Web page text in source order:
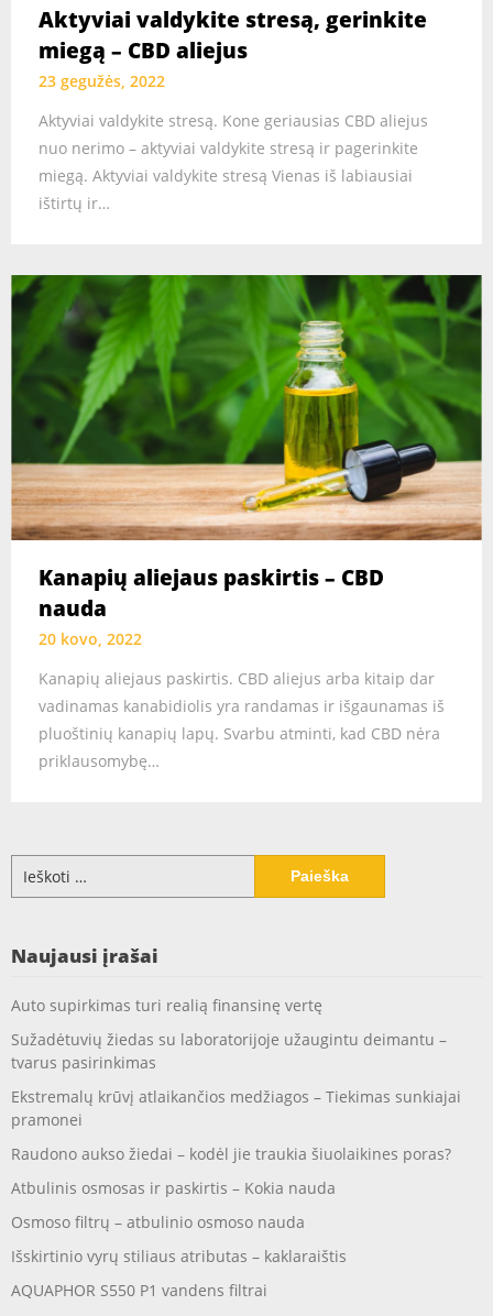
Aktyviai valdykite stresą, gerinkite
miegą – CBD aliejus
23 gegužės, 2022
Aktyviai valdykite stresą. Kone geriausias CBD aliejus
nuo nerimo – aktyviai valdykite stresą ir pagerinkite
miegą. Aktyviai valdykite stresą Vienas iš labiausiai
ištirtų ir…
Kanapių aliejaus paskirtis – CBD
nauda
20 kovo, 2022
Kanapių aliejaus paskirtis. CBD aliejus arba kitaip dar
vadinamas kanabidiolis yra randamas ir išgaunamas iš
pluoštinių kanapių lapų. Svarbu atminti, kad CBD nėra
priklausomybę…
Naujausi įrašai
Auto supirkimas turi realią finansinę vertę
Sužadėtuvių žiedas su laboratorijoje užaugintu deimantu –
tvarus pasirinkimas
Ekstremalų krūvį atlaikančios medžiagos – Tiekimas sunkiajai
pramonei
Raudono aukso žiedai – kodėl jie traukia šiuolaikines poras?
Atbulinis osmosas ir paskirtis – Kokia nauda
Osmoso filtrų – atbulinio osmoso nauda
Išskirtinio vyrų stiliaus atributas – kaklaraištis
AQUAPHOR S550 P1 vandens filtrai